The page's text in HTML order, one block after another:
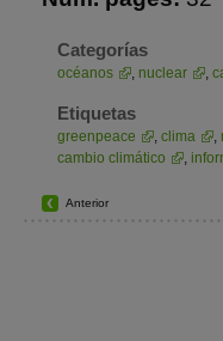
Categorías
océanos , nuclear ,
Etiquetas
greenpeace , clima ,
cambio climático
,
Anterior